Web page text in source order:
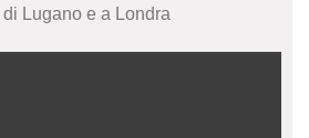
Lugano e a Londra